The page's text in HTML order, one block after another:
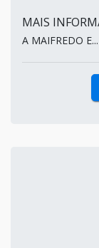
MAIS
A MAIFREDO E...